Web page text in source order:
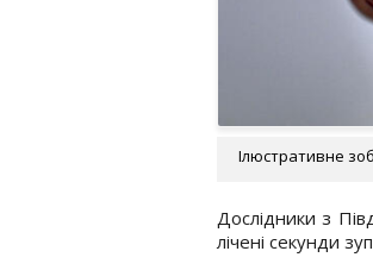
Ілюстративне
Дослідники з
лічені секунди